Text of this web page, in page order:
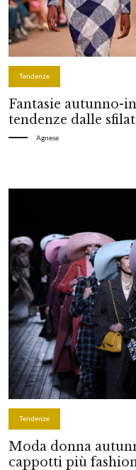
Tendenze
Fantasie autunno-
tendenze dalle
Agnese
Tendenze
Moda donna
cappotti più